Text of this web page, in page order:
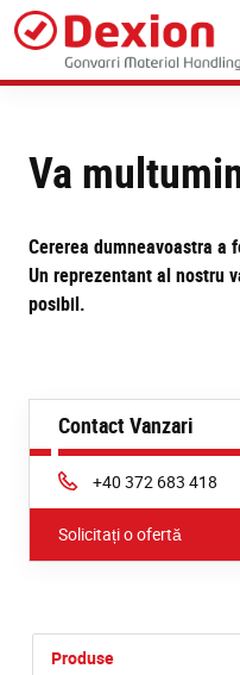
Skip
main
content
Va
Cererea dumneavoastra a
Un reprezentant al nostru
posibil.
Contact Vanzari
Phone:
+40 372 683 418
Solicitați o ofertă
Produse